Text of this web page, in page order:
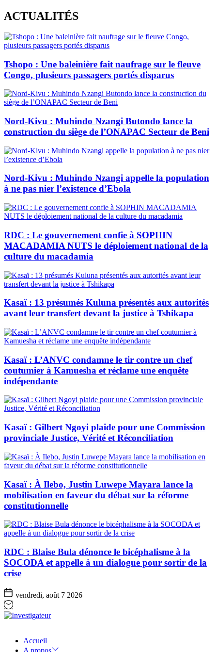
Skip
to
content
ACTUALITÉS
Tshopo : Une baleinière fait naufrage sur le fleuve
Congo, plusieurs passagers portés disparus
Nord-Kivu : Muhindo Nzangi Butondo lance la
construction du siège de l’ONAPAC Secteur de Beni
Nord-Kivu : Muhindo Nzangi appelle la population
à ne pas nier l’existence d’Ebola
RDC : Le gouvernement confie à SOPHIN
MACADAMIA NUTS le déploiement national de la
culture du macadamia
Kasaï : 13 présumés Kuluna présentés aux autorités
avant leur transfert devant la justice à Tshikapa
Kasaï : L’ANVC condamne le tir contre un chef
coutumier à Kamuesha et réclame une enquête
indépendante
Kasaï : Gilbert Ngoyi plaide pour une Commission
provinciale Justice, Vérité et Réconciliation
Kasaï : À Ilebo, Justin Luwepe Mayara lance la
mobilisation en faveur du débat sur la réforme
constitutionnelle
RDC : Blaise Bula dénonce le bicéphalisme à la
SOCODA et appelle à un dialogue pour sortir de la
crise
vendredi, août 7 2026
Accueil
A propos